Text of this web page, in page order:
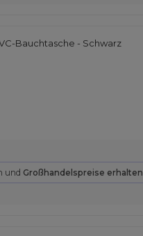
Bauchtasche - Schwarz
und Großhandelspreise erhalten